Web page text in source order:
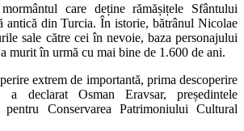
care deține rămășițele Sfântului
antică din Turcia. În istorie, bătrânul Nicolae
sale către cei în nevoie, baza personajului
murit în urmă cu mai bine de 1.600 de ani.
extrem de importantă, prima descoperire
a declarat Osman Eravsar, președintele
Conservarea Patrimoniului Cultural